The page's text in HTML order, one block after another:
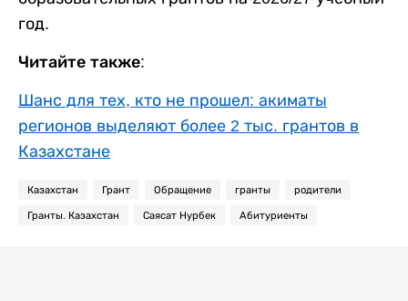
год.
Читайте также:
Шанс для тех, кто не прошел: акиматы
регионов выделяют более 2 тыс. грантов в
Казахстане
Казахстан Грант Обращение гранты родители
Гранты. Казахстан Саясат Нурбек Абитуриенты